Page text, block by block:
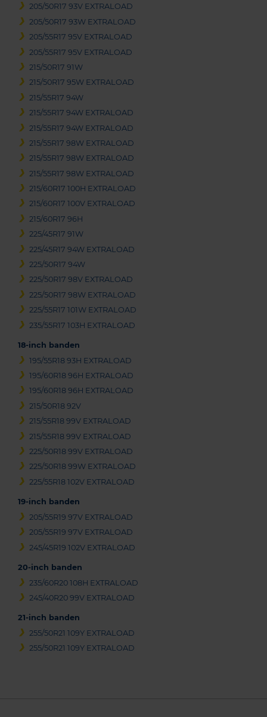
205/50R17 93V EXTRALOAD
205/50R17 93W EXTRALOAD
205/55R17 95V EXTRALOAD
205/55R17 95V EXTRALOAD
215/50R17 91W
215/50R17 95W EXTRALOAD
215/55R17 94W
215/55R17 94W EXTRALOAD
215/55R17 94W EXTRALOAD
215/55R17 98W EXTRALOAD
215/55R17 98W EXTRALOAD
215/55R17 98W EXTRALOAD
215/60R17 100H EXTRALOAD
215/60R17 100V EXTRALOAD
215/60R17 96H
225/45R17 91W
225/45R17 94W EXTRALOAD
225/50R17 94W
225/50R17 98V EXTRALOAD
225/50R17 98W EXTRALOAD
225/55R17 101W EXTRALOAD
235/55R17 103H EXTRALOAD
18-inch banden
195/55R18 93H EXTRALOAD
195/60R18 96H EXTRALOAD
195/60R18 96H EXTRALOAD
215/50R18 92V
215/55R18 99V EXTRALOAD
215/55R18 99V EXTRALOAD
225/50R18 99V EXTRALOAD
225/50R18 99W EXTRALOAD
225/55R18 102V EXTRALOAD
19-inch banden
205/55R19 97V EXTRALOAD
205/55R19 97V EXTRALOAD
245/45R19 102V EXTRALOAD
20-inch banden
235/60R20 108H EXTRALOAD
245/40R20 99V EXTRALOAD
21-inch banden
255/50R21 109Y EXTRALOAD
255/50R21 109Y EXTRALOAD